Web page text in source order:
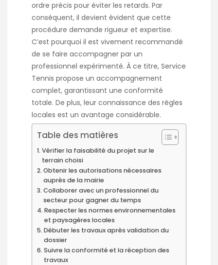
ordre précis pour éviter les retards. Par
conséquent, il devient évident que cette
procédure demande rigueur et expertise.
C’est pourquoi il est vivement recommandé
de se faire accompagner par un
professionnel expérimenté. À ce titre, Service
Tennis propose un accompagnement
complet, garantissant une conformité
totale. De plus, leur connaissance des règles
locales est un avantage considérable.
Table des matières
Vérifier la faisabilité du projet sur le
terrain choisi
Obtenir les autorisations nécessaires
auprès de la mairie
Collaborer avec un professionnel du
secteur pour gagner du temps
Respecter les normes environnementales
et paysagères locales
Débuter les travaux après validation du
dossier
Suivre la conformité et la réception des
travaux